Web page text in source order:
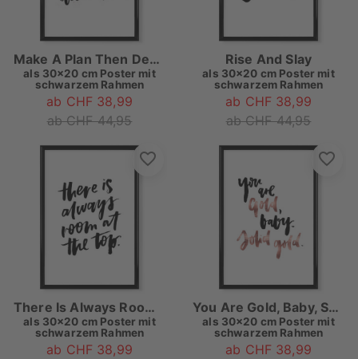
Make A Plan Then Destroy It
als 30x20 cm Poster mit
schwarzem Rahmen
ab CHF 38,99
ab CHF 44,95
Rise And Slay
als 30x20 cm Poster mit
schwarzem Rahmen
ab CHF 38,99
ab CHF 44,95
There Is Always Room At The Top 2
als 30x20 cm Poster mit
schwarzem Rahmen
ab CHF 38,99
You Are Gold, Baby, Solid Gold
als 30x20 cm Poster mit
schwarzem Rahmen
ab CHF 38,99